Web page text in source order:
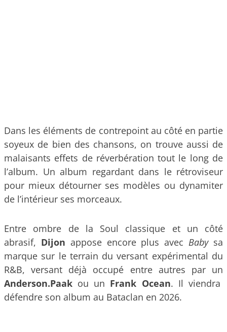
Dans les éléments de contrepoint au côté en partie
soyeux de bien des chansons, on trouve aussi de
malaisants effets de réverbération tout le long de
l’album. Un album regardant dans le rétroviseur
pour mieux détourner ses modèles ou dynamiter
de l’intérieur ses morceaux.
Entre ombre de la Soul classique et un côté
abrasif, Dijon appose encore plus avec Baby sa
marque sur le terrain du versant expérimental du
R&B, versant déjà occupé entre autres par un
Anderson.Paak ou un Frank Ocean. Il viendra
défendre son album au Bataclan en 2026.